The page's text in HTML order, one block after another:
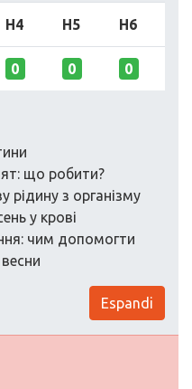
H4 H5 H6
0 0 0
що робити?
рідину з організму
у крові
чим допомогти
Espandi